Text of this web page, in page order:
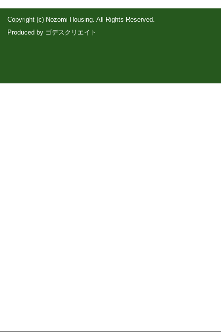
Copyright (c) Nozomi Housing. All Rights Reserved.
Produced by ゴデスクリエイト